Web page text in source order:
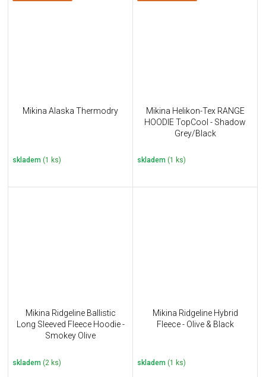
Mikina Alaska Thermodry
skladem (1 ks)
Mikina Helikon-Tex RANGE
HOODIE TopCool - Shadow
Grey/Black
skladem (1 ks)
Mikina Ridgeline Ballistic
Long Sleeved Fleece Hoodie -
Smokey Olive
skladem (2 ks)
Mikina Ridgeline Hybrid
Fleece - Olive & Black
skladem (1 ks)